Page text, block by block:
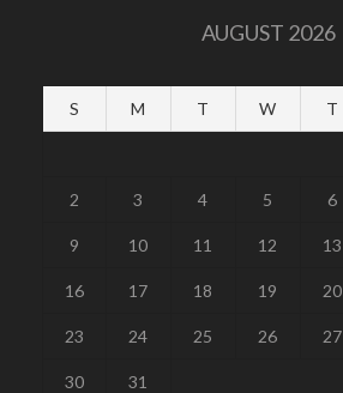
AUGUST 2026
S M T W T
2 3 4 5 6
9 10 11 12 13
16 17 18 19 20
23 24 25 26 27
30
31